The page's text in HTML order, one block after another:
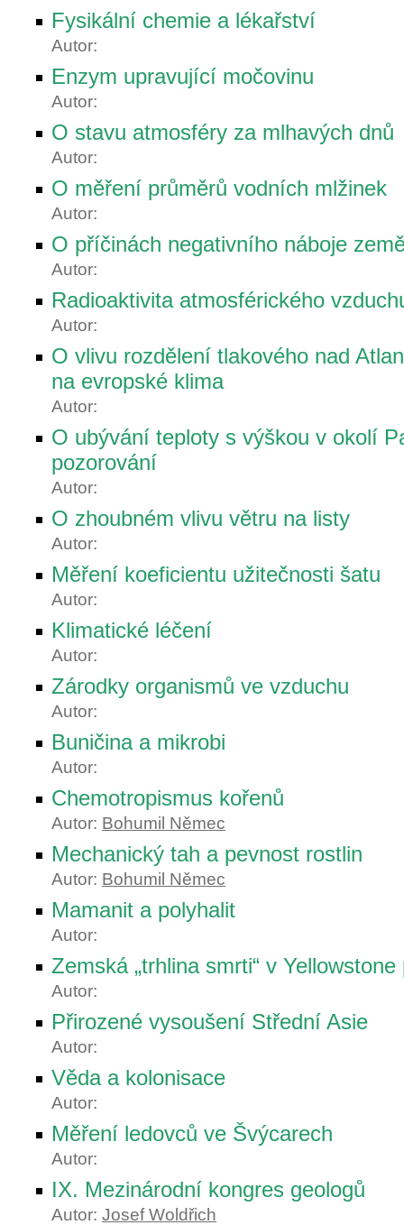
Fysikální chemie a lékařství
Autor:
Enzym upravující močovinu
Autor:
O stavu atmosféry za mlhavých dnů
Autor:
O měření průměrů vodních mlžinek
Autor:
O příčinách negativního náboje
Autor:
Radioaktivita atmosférického
Autor:
O vlivu rozdělení tlakového nad
na evropské klima
Autor:
O ubývání teploty s výškou v okolí
pozorování
Autor:
O zhoubném vlivu větru na listy
Autor:
Měření koeficientu užitečnosti šatu
Autor:
Klimatické léčení
Autor:
Zárodky organismů ve vzduchu
Autor:
Buničina a mikrobi
Autor:
Chemotropismus kořenů
Autor: Bohumil Němec
Mechanický tah a pevnost rostlin
Autor: Bohumil Němec
Mamanit a polyhalit
Autor:
Zemská „trhlina smrti“ v Yellowstone
Autor:
Přirozené vysoušení Střední Asie
Autor:
Věda a kolonisace
Autor:
Měření ledovců ve Švýcarech
Autor:
IX. Mezinárodní kongres geologů
Autor: Josef Woldřich